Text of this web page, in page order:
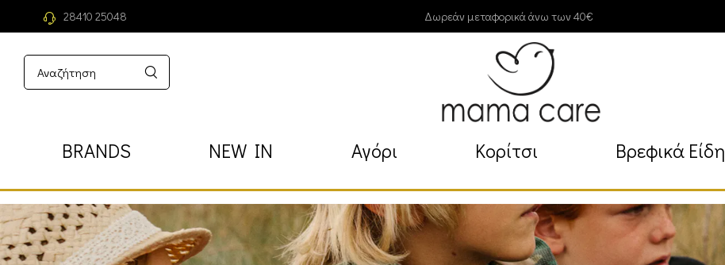
28410 25048 Δωρεάν μεταφορικά άνω των 40€
BRANDS NEW IN Αγόρι Κορίτσι Βρεφικά Είδη